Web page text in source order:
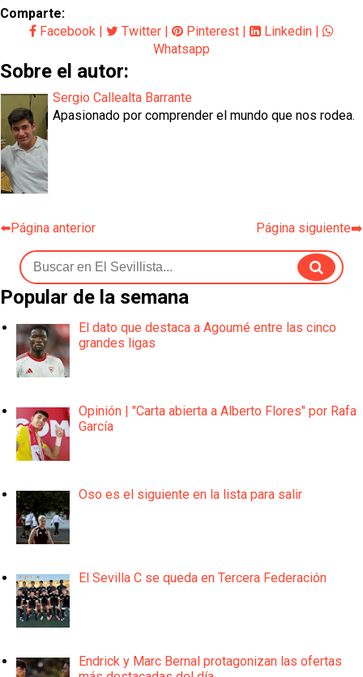
Comparte:
Facebook
Twitter Pinterest Linkedin
Whatsapp
Sobre el autor:
Sergio Callealta Barrante
Apasionado por comprender el mundo que nos rodea.
⬅️Página anterior Página siguiente➡️
Popular de la semana
El dato que destaca a Agoumé entre las cinco
grandes ligas
Opinión | "Carta abierta a Alberto Flores" por Rafa
García
Oso es el siguiente en la lista para salir
El Sevilla C se queda en Tercera Federación
Endrick y Marc Bernal protagonizan las ofertas